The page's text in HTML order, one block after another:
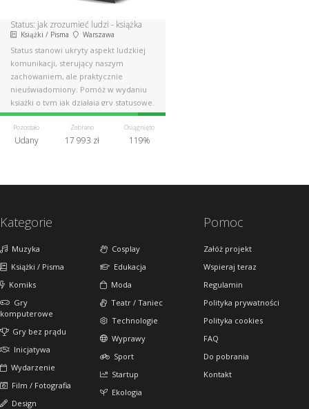
Status: jak zrozumieć ludzi - książka
Książki / Pisma Warszawa
Status stanowi ukryty aspekt ludzkiej
komunikacji, sterujący naszym
zachowaniem, ale praktycznie
nieuświadomiony. Pomóż w wydaniu
książki o tym jak działają gry statusowe.
Pozostało
Udany
Zebrano
17 993 zł
Osiągnięto
119%
Kategorie
Muzyka
Książki / Pisma
Komiks
Gry
komputerowe
Gry bez prądu
Inicjatywa
Wydarzenie
Film / Fotografia
Design
Cosplay
Edukacja
Moda
Teatr / Taniec
Technologie
Wyprawy
Sport
Startup
Ekologia
Pomoc
Załóż projekt
Wspieraj teraz
Regulamin
Polityka prywatności
Polityka cookies
FAQ
Do pobrania
Kontakt